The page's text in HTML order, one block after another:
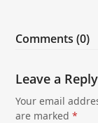
Comments (0)
Leave a Reply
Your email
are marked*